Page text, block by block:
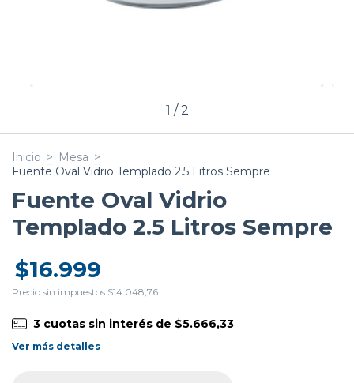
1 / 2
Inicio > Mesa >
Fuente Oval Vidrio Templado 2.5 Litros Sempre
Fuente Oval Vidrio
Templado 2.5 Litros Sempre
$16.999
Precio sin impuestos $14.048,76
3 cuotas sin interés de $5.666,33
Ver más detalles